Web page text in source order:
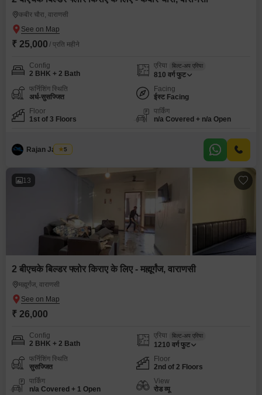
कबीर चौरा, वाराणसी
₹ 25,000 / प्रति महीने
Config
2 BHK + 2 Bath
एरिया बिल्ट-अप एरिया
810 वर्ग फुट
फर्निशिंग स्थिति
अर्ध-सुसज्जित
Facing
ईस्ट Facing
Floor
1st of 3 Floors
पार्किंग
n/a Covered + n/a Open
Rajan Jaiswal
5
13
2 बीएचके बिल्डर फ्लोर किराए के लिए - मह्मूर्गंज, वाराणसी
मह्मूर्गंज, वाराणसी
₹ 26,000
Config
2 BHK + 2 Bath
एरिया बिल्ट-अप एरिया
1210 वर्ग फुट
फर्निशिंग स्थिति
सुसज्जित
Floor
2nd of 2 Floors
पार्किंग
n/a Covered + 1 Open
View
रोड व्यू